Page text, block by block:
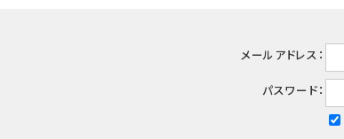
メールアドレス：
パスワード：